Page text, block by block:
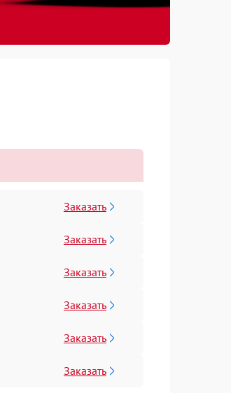
Заказать
Заказать
Заказать
Заказать
Заказать
Заказать